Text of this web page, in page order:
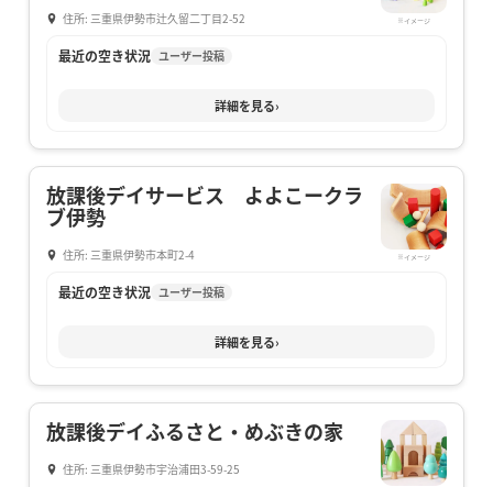
住所: 三重県伊勢市辻久留二丁目2-52 ※イメージ
最近の空き状況 ユーザー投稿
詳細を見る›
放課後デイサービス よよこークラ
ブ伊勢
住所: 三重県伊勢市本町2-4 ※イメージ
最近の空き状況 ユーザー投稿
詳細を見る›
放課後デイふるさと・めぶきの家
住所: 三重県伊勢市宇治浦田3-59-25